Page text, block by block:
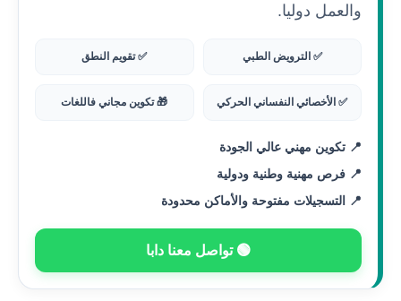
والعمل دوليا.
✅ الترويض الطبي ✅ تقويم النطق
✅ الأخصائي النفساني الحركي 🎁 تكوين مجاني فاللغات
📍 تكوين مهني عالي الجودة
📍 فرص مهنية وطنية ودولية
📍 التسجيلات مفتوحة والأماكن محدودة
🟢 تواصل معنا دابا